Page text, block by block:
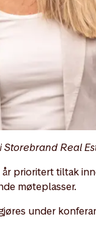
Real
prioritert tiltak
møteplasser.
under